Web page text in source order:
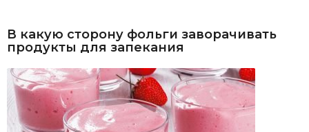
В какую сторону фольги заворачивать
продукты для запекания